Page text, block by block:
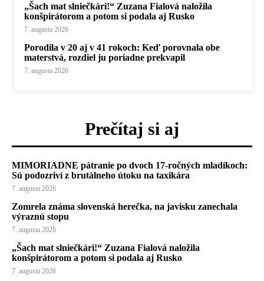
„Šach mat slniečkári!“ Zuzana Fialová naložila
konšpirátorom a potom si podala aj Rusko
7. augusta 2026
Porodila v 20 aj v 41 rokoch: Keď porovnala obe
materstvá, rozdiel ju poriadne prekvapil
7. augusta 2026
Prečítaj si aj
MIMORIADNE pátranie po dvoch 17-ročných mladíkoch:
Sú podozriví z brutálneho útoku na taxikára
7. augusta 2026
Zomrela známa slovenská herečka, na javisku zanechala
výraznú stopu
7. augusta 2026
„Šach mat slniečkári!“ Zuzana Fialová naložila
konšpirátorom a potom si podala aj Rusko
7. augusta 2026